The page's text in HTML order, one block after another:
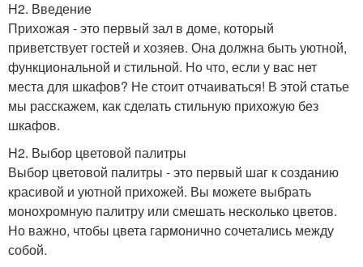
H2. Введение
Прихожая - это первый зал в доме, который
приветствует гостей и хозяев. Она должна быть уютной,
функциональной и стильной. Но что, если у вас нет
места для шкафов? Не стоит отчаиваться! В этой статье
мы расскажем, как сделать стильную прихожую без
шкафов.
H2. Выбор цветовой палитры
Выбор цветовой палитры - это первый шаг к созданию
красивой и уютной прихожей. Вы можете выбрать
монохромную палитру или смешать несколько цветов.
Но важно, чтобы цвета гармонично сочетались между
собой.